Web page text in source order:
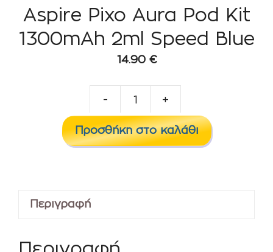
Aspire Pixo Aura Pod Kit
1300mAh 2ml Speed Blue
14.90 €
-
Pixo
Aura
+
Προσθήκη στο καλάθι
Περιγραφή